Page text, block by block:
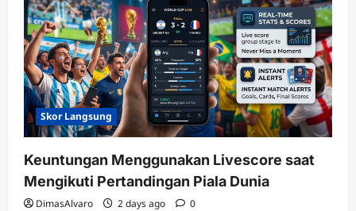
Skor Langsung
Keuntungan Menggunakan Livescore saat
Mengikuti Pertandingan Piala Dunia
DimasAlvaro 2 days ago 0